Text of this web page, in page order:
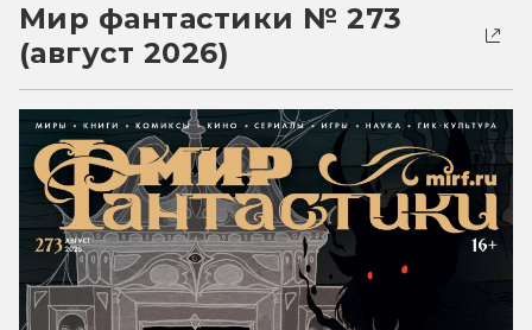
Мир фантастики № 273
(август 2026)